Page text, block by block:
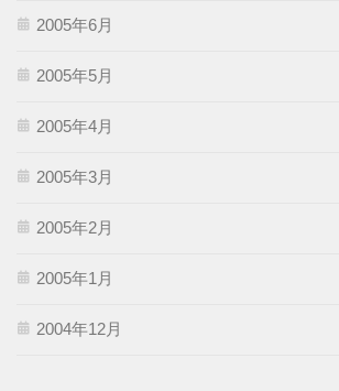
2005年6月
2005年5月
2005年4月
2005年3月
2005年2月
2005年1月
2004年12月